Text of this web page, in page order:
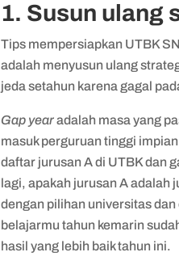
1. Susun ulang
Tips mempersiapkan UTBK
adalah menyusun ulang
jeda setahun karena gagal
Gap yearadalah masa yang
masuk perguruan tinggi
daftar jurusan A di UTBK dan
lagi, apakah jurusan A adalah
dengan pilihan universitas
belajarmu tahun kemarin
hasil yang lebih baik tahun ini.